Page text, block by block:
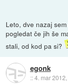
Leto, dve nazaj
pogledat če jih še
stali, od kod pa si?
egonk
::4. mar